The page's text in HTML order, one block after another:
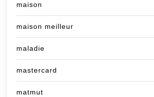
maison
maison meilleur
maladie
mastercard
matmut